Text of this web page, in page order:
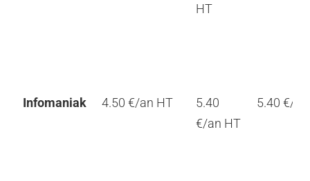
HT
Infomaniak 4.50 €/an HT
5.40
€/an HT
5.40 €/